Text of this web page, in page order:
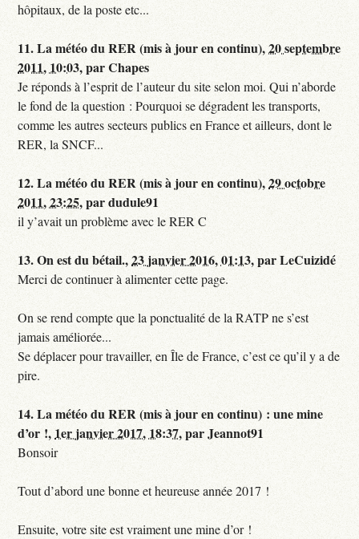
hôpitaux, de la poste etc...
11.La météo du RER (mis à jour en continu),20 septembre
2011, 10:03,parChapes
Je réponds à l’esprit de l’auteur du site selon moi. Qui n’aborde
le fond de la question : Pourquoi se dégradent les transports,
comme les autres secteurs publics en France et ailleurs, dont le
RER, la SNCF...
12.La météo du RER (mis à jour en continu),29 octobre
2011, 23:25,pardudule91
il y’avait un problème avec le RER C
13.On est du bétail.,23 janvier 2016, 01:13,parLeCuizidé
Merci de continuer à alimenter cette page.
On se rend compte que la ponctualité de la RATP ne s’est
jamais améliorée...
Se déplacer pour travailler, en Île de France, c’est ce qu’il y a de
pire.
14.La météo du RER (mis à jour en continu) : une mine
d’or !, 1er janvier 2017, 18:37,parJeannot91
Bonsoir
Tout d’abord une bonne et heureuse année 2017 !
Ensuite, votre site est vraiment une mine d’or !